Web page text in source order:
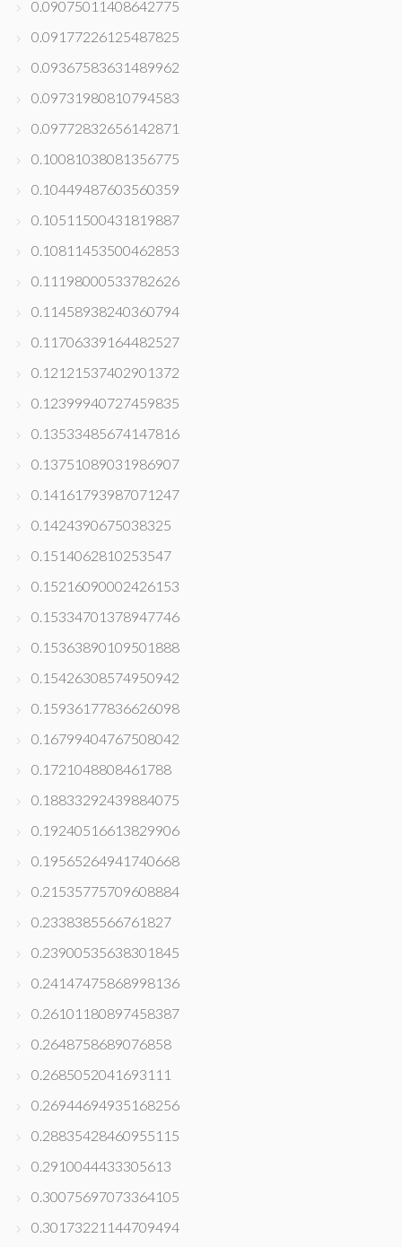
0.09075011408642775
0.09177226125487825
0.09367583631489962
0.09731980810794583
0.09772832656142871
0.10081038081356775
0.10449487603560359
0.10511500431819887
0.10811453500462853
0.11198000533782626
0.11458938240360794
0.11706339164482527
0.12121537402901372
0.12399940727459835
0.13533485674147816
0.13751089031986907
0.14161793987071247
0.1424390675038325
0.1514062810253547
0.15216090002426153
0.15334701378947746
0.15363890109501888
0.15426308574950942
0.15936177836626098
0.16799404767508042
0.1721048808461788
0.18833292439884075
0.19240516613829906
0.19565264941740668
0.21535775709608884
0.2338385566761827
0.23900535638301845
0.24147475868998136
0.26101180897458387
0.2648758689076858
0.2685052041693111
0.26944694935168256
0.28835428460955115
0.2910044433305613
0.30075697073364105
0.30173221144709494